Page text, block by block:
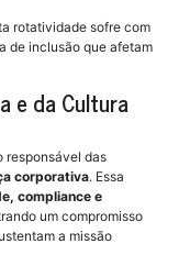
rotatividade sofre com
de inclusão que afetam
e da Cultura
responsável das
corporativa. Essa
compliance e
um compromisso
a missão